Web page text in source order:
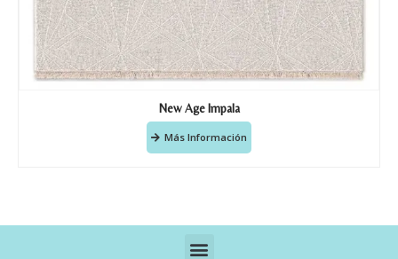
New Age Impala
Más Información